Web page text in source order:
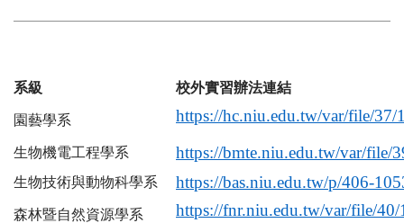
系級 校外實習辦法連結
園藝學系 https://hc.niu.edu.tw/var/file/
生物機電工程學系 https://bmte.niu.edu.tw/var/file/
生物技術與動物科學系 https://bas.niu.edu.tw/p/406-
森林暨自然資源學系 https://fnr.niu.edu.tw/var/file/